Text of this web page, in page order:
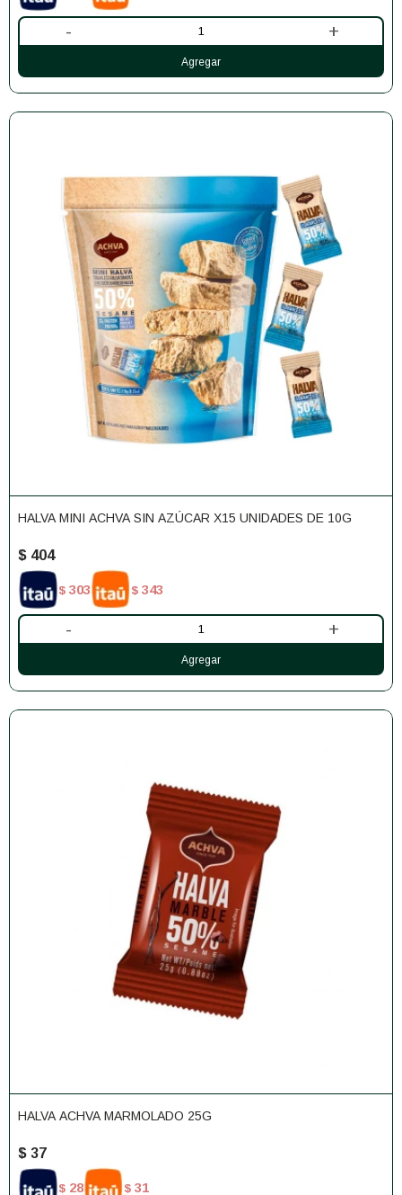
- +
HALVA MINI ACHVA SIN AZÚCAR X15 UNIDADES DE 10G
$ 404
$ 303 $ 343
- +
HALVA ACHVA MARMOLADO 25G
$ 37
$ 28 $ 31